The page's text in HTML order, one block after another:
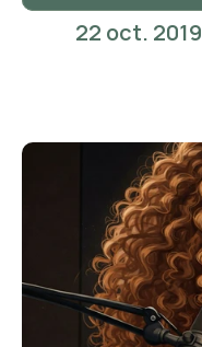
22 oct. 2019